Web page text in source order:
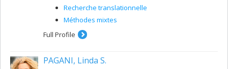
Recherche translationnelle
Méthodes mixtes
Full Profile
PAGANI, Linda S.